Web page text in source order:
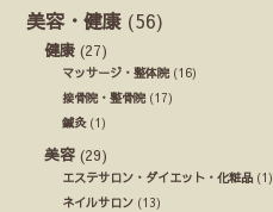
美容・健康 (56)
健康 (27)
マッサージ・整体院(16)
接骨院・整骨院(17)
鍼灸(1)
美容 (29)
エステサロン・ダイエット・化粧品 (1)
ネイルサロン (13)